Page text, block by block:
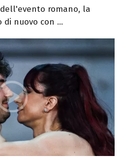
romano, la
nuovo con ...